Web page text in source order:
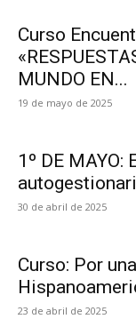
Curso
MUNDO EN...
19 de mayo de 2025
1º DE MAYO:
30 de abril de 2025
Curso: Por
23 de abril de 2025